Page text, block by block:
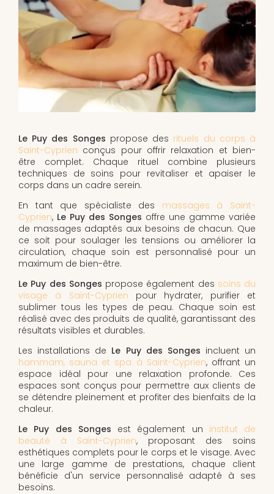
Le Puy des Songes propose des rituels du corps à
Saint-Cyprien conçus pour offrir relaxation et bien-
être complet. Chaque rituel combine plusieurs
techniques de soins pour revitaliser et apaiser le
corps dans un cadre serein.
En tant que spécialiste des massages à Saint-
Cyprien, Le Puy des Songes offre une gamme variée
de massages adaptés aux besoins de chacun. Que
ce soit pour soulager les tensions ou améliorer la
circulation, chaque soin est personnalisé pour un
maximum de bien-être.
Le Puy des Songes propose également des soins du
visage à Saint-Cyprien pour hydrater, purifier et
sublimer tous les types de peau. Chaque soin est
réalisé avec des produits de qualité, garantissant des
résultats visibles et durables.
Les installations de Le Puy des Songes incluent un
hammam, sauna et spa à Saint-Cyprien, offrant un
espace idéal pour une relaxation profonde. Ces
espaces sont conçus pour permettre aux clients de
se détendre pleinement et profiter des bienfaits de la
chaleur.
Le Puy des Songes est également un institut de
beauté à Saint-Cyprien, proposant des soins
esthétiques complets pour le corps et le visage. Avec
une large gamme de prestations, chaque client
bénéficie d'un service personnalisé adapté à ses
besoins.